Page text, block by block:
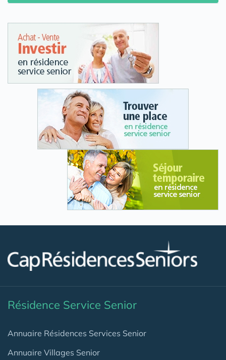
Résidence Service Senior
Annuaire Résidences Services Senior
Annuaire Villages Senior